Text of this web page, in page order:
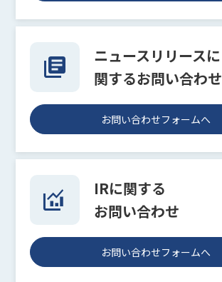
ニュースリリースに
関するお問い合わせ
お問い合わせフォームへ
IRに関する
お問い合わせ
お問い合わせフォームへ